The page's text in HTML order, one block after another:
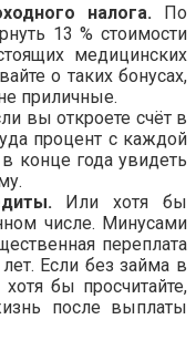
налога. По
13 % стоимости
медицинских
о таких бонусах,
приличные.
вы откроете счёт в
процент с каждой
конце года увидеть
Или хотя бы
числе. Минусами
переплата
Если без займа в
бы просчитайте,
после выплаты